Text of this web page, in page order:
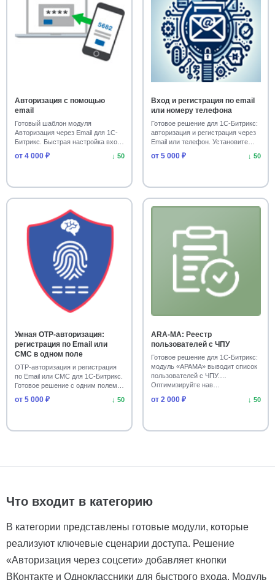
Авторизация с помощью
email
Готовый шаблон модуля
Авторизация через Email для 1С-
Битрикс. Быстрая настройка входа
на сайте. Скач…
от 4 000 ₽ ↓ 50
Вход и регистрация по email
или номеру телефона
Готовое решение для 1С-Битрикс:
авторизация и регистрация через
Email или телефон. Установите
от 5 000 ₽ ↓ 50
Умная OTP-авторизация:
регистрация по Email или
СМС в одном поле
OTP-авторизация и регистрация
по Email или СМС для 1С-Битрикс.
Готовое решение с одним полем.
от 5 000 ₽ ↓ 50
ARA-MA: Реестр
пользователей с ЧПУ
Готовое решение для 1С-Битрикс:
модуль «АРАМА» выводит список
пользователей с ЧПУ.
Оптимизируйте нав…
от 2 000 ₽ ↓ 50
Что входит в категорию
В категории представлены готовые модули, которые
реализуют ключевые сценарии доступа. Решение
«Авторизация через соцсети» добавляет кнопки
ВКонтакте и Одноклассники для быстрого входа. Модуль